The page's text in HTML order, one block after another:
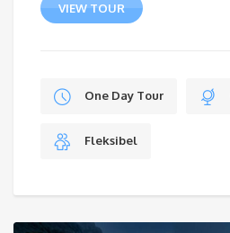
VIEW TOUR
One Day Tour
Fleksibel